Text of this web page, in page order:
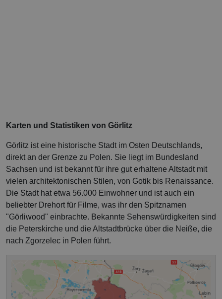
Karten und Statistiken von Görlitz
Görlitz ist eine historische Stadt im Osten Deutschlands,
direkt an der Grenze zu Polen. Sie liegt im Bundesland
Sachsen und ist bekannt für ihre gut erhaltene Altstadt mit
vielen architektonischen Stilen, von Gotik bis Renaissance.
Die Stadt hat etwa 56.000 Einwohner und ist auch ein
beliebter Drehort für Filme, was ihr den Spitznamen
"Görliwood" einbrachte. Bekannte Sehenswürdigkeiten sind
die Peterskirche und die Altstadtbrücke über die Neiße, die
nach Zgorzelec in Polen führt.